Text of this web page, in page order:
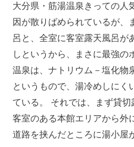
大分県・筋湯温泉きっての人
因が散りばめられているが、
呂と、全室に客室露天風呂が
しというから、まさに最強の
温泉は、ナトリウム－塩化物
というもので、湯冷めしにく
ている。 それでは、まず貸切
客室のある本館エリアから外
道路を挟んだところに湯小屋